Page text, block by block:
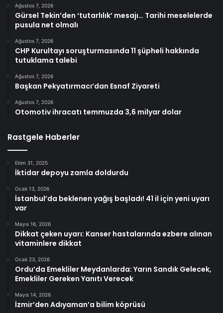
Ağustos 7, 2026
Gürsel Tekin’den ‘tutarlılık’ mesajı… Tarihi meselelerde
pusula net olmalı
Ağustos 7, 2026
CHP Kurultayı soruşturmasında 11 şüpheli hakkında
tutuklama talebi
Ağustos 7, 2026
Başkan Pekyatırmacı’dan Esnaf Ziyareti
Ağustos 7, 2026
Otomotiv ihracatı temmuzda 3,6 milyar dolar
Rastgele Haberler
Ekim 31, 2025
İktidar depoyu zamla doldurdu
Ocak 13, 2026
İstanbul’da beklenen yağış başladı! 41 il için yeni uyarı
var
Mayıs 16, 2026
Dikkat çeken uyarı: Kanser hastalarında ezbere alınan
vitaminlere dikkat
Ocak 23, 2026
Ordu’da Emekliler Meydanlarda: Yarın Sandık Gelecek,
Emekliler Gereken Yanıtı Verecek
Mayıs 14, 2026
İzmir’den Adıyaman’a bilim köprüsü